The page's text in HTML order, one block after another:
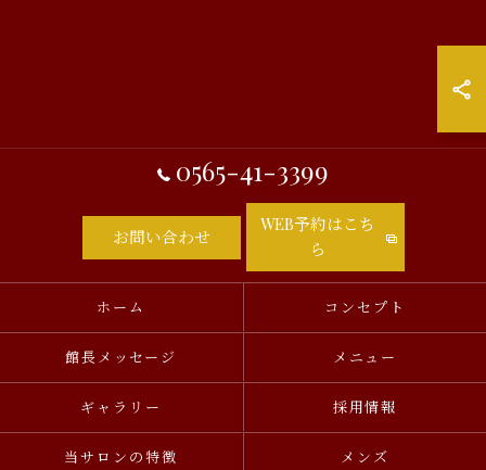
0565-41-3399
お問い合わせ
WEB予約はこち
ら
ホーム コンセプト
館長メッセージ メニュー
ギャラリー 採用情報
当サロンの特徴 メンズ